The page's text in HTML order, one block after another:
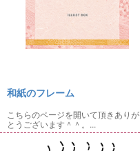
和紙のフレーム
こちらのページを開いて頂きありが
とうございます＾＾。...